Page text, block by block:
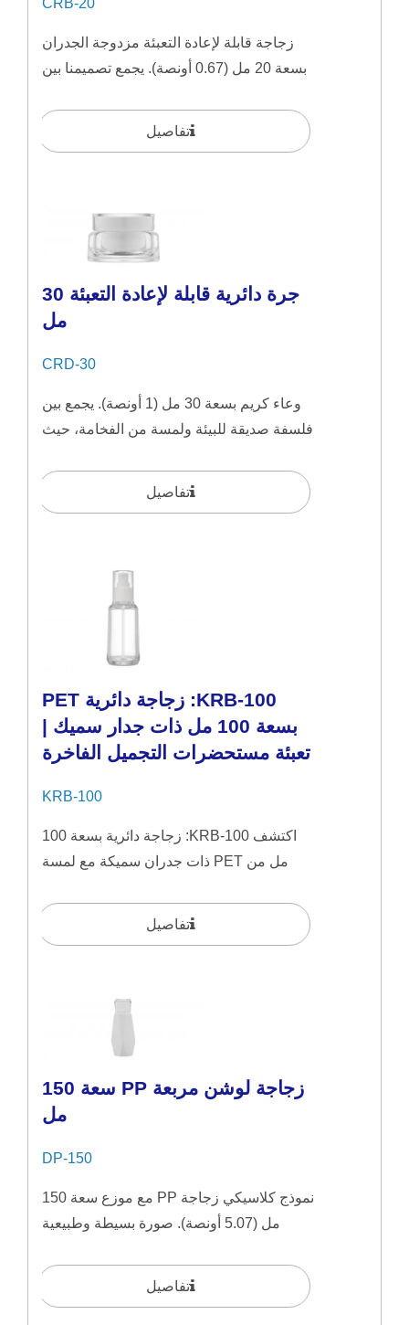
زجاجة قابلة لإعادة التعبئة مزدوجة الجدران
بسعة 20 مل (0.67 أونصة). يجمع تصميمنا بين
تفاصيل
جرة دائرية قابلة لإعادة التعبئة 30
مل
CRD-30
وعاء كريم بسعة 30 مل (1 أونصة). يجمع بين
فلسفة صديقة للبيئة ولمسة من الفخامة، حيث
تفاصيل
KRB-100: زجاجة دائرية PET
بسعة 100 مل ذات جدار سميك |
تعبئة مستحضرات التجميل الفاخرة
KRB-100
اكتشف KRB-100: زجاجة دائرية بسعة 100
مل من PET ذات جدران سميكة مع لمسة
تفاصيل
زجاجة لوشن مربعة PP سعة 150
مل
DP-150
نموذج كلاسيكي زجاجة PP مع موزع سعة 150
مل (5.07 أونصة). صورة بسيطة وطبيعية
تفاصيل